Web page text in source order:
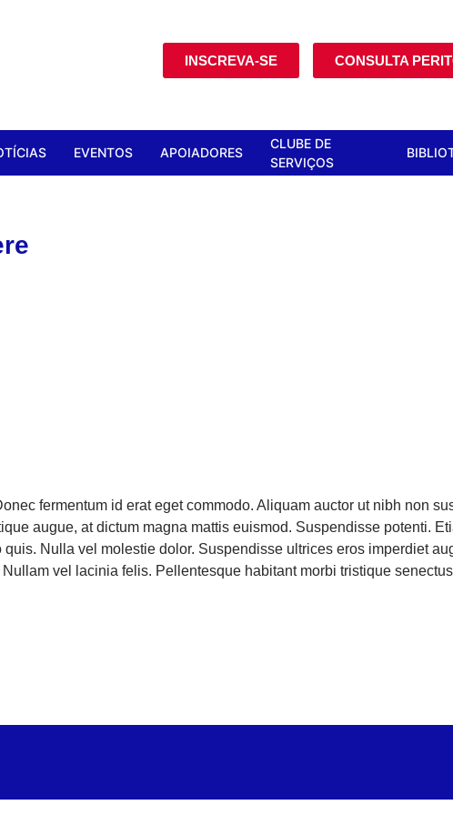
INSCREVA-SE CONSULTA
EVENTOS APOIADORES
CLUBE DE
SERVIÇOS
fermentum id erat eget commodo. Aliquam auctor ut nibh non
augue, at dictum magna mattis euismod. Suspendisse potenti.
Nulla vel molestie dolor. Suspendisse ultrices eros imperdiet
vel lacinia felis. Pellentesque habitant morbi tristique